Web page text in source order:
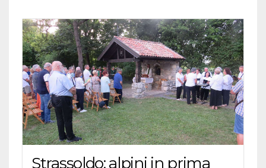
Strassoldo: alpini in prima